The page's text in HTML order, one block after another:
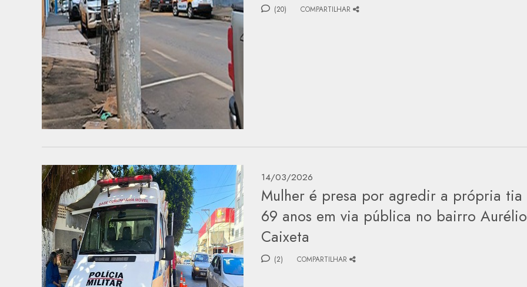
(20) COMPARTILHAR
14/03/2026
Mulher é presa por agredir a própria tia
69 anos em via pública no bairro Aurélio
Caixeta
(2) COMPARTILHAR